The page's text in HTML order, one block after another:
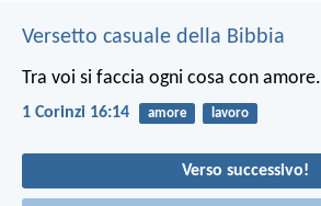
Versetto casuale della Bibbia
Tra voi si faccia ogni cosa con amore.
1 Corinzi 16:14 amore lavoro
Verso successivo!